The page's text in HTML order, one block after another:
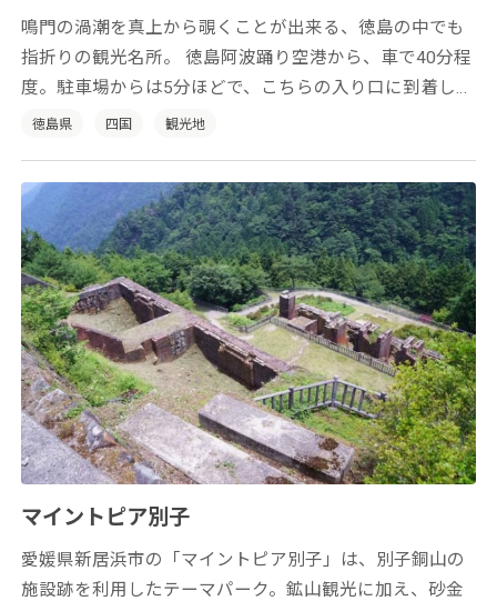
鳴門の渦潮を真上から覗くことが出来る、徳島の中でも
指折りの観光名所。 徳島阿波踊り空港から、車で40分程
度。駐車場からは5分ほどで、こちらの入り口に到着しま
す。
徳島県 四国 観光地
マイントピア別子
愛媛県新居浜市の「マイントピア別子」は、別子銅山の
施設跡を利用したテーマパーク。鉱山観光に加え、砂金